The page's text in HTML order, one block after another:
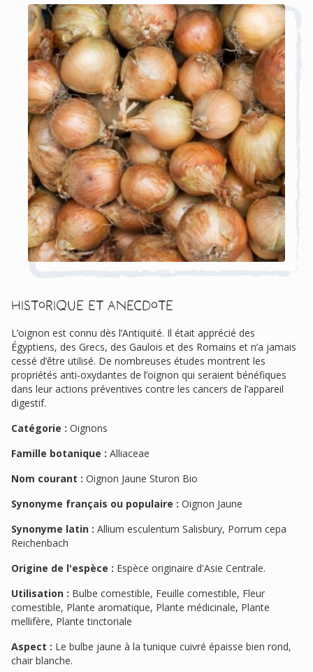
Historique et anecdote
L’oignon est connu dès l’Antiquité. Il était apprécié des
Égyptiens, des Grecs, des Gaulois et des Romains et n’a jamais
cessé d’être utilisé. De nombreuses études montrent les
propriétés anti-oxydantes de l’oignon qui seraient bénéfiques
dans leur actions préventives contre les cancers de l’appareil
digestif.
Catégorie : Oignons
Famille botanique : Alliaceae
Nom courant : Oignon Jaune Sturon Bio
Synonyme français ou populaire : Oignon Jaune
Synonyme latin : Allium esculentum Salisbury, Porrum cepa
Reichenbach
Origine de l'espèce : Espèce originaire d'Asie Centrale.
Utilisation : Bulbe comestible, Feuille comestible, Fleur
comestible, Plante aromatique, Plante médicinale, Plante
mellifère, Plante tinctoriale
Aspect : Le bulbe jaune à la tunique cuivré épaisse bien rond,
chair blanche.